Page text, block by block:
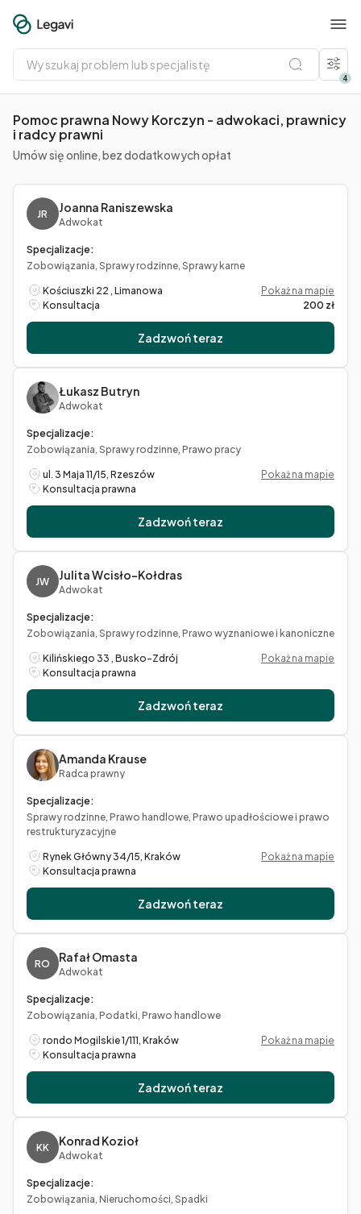
Wyszukaj
problem
lub
specjalistę
4
Pomoc prawna Nowy Korczyn - adwokaci, prawnicy
i radcy prawni
Umów się online, bez dodatkowych opłat
JR Joanna Raniszewska
Adwokat
Specjalizacje:
Zobowiązania, Sprawy rodzinne, Sprawy karne
Kościuszki 22 , Limanowa
Pokaż na mapie
Konsultacja
200 zł
Zadzwoń teraz
Łukasz Butryn
Adwokat
Specjalizacje:
Zobowiązania, Sprawy rodzinne, Prawo pracy
ul. 3 Maja 11/15, Rzeszów
Pokaż na mapie
Konsultacja prawna
Zadzwoń teraz
JW Julita Wcisło-Kołdras
Adwokat
Specjalizacje:
Zobowiązania, Sprawy rodzinne, Prawo wyznaniowe i kanoniczne
Kilińskiego 33 , Busko-Zdrój
Pokaż na mapie
Konsultacja prawna
Zadzwoń teraz
Amanda Krause
Radca prawny
Specjalizacje:
Sprawy rodzinne, Prawo handlowe, Prawo upadłościowe i prawo
restrukturyzacyjne
Rynek Główny 34/15, Kraków
Pokaż na mapie
Konsultacja prawna
Zadzwoń teraz
RO Rafał Omasta
Adwokat
Specjalizacje:
Zobowiązania, Podatki, Prawo handlowe
rondo Mogilskie 1/111, Kraków
Pokaż na mapie
Konsultacja prawna
Zadzwoń teraz
KK Konrad Kozioł
Adwokat
Specjalizacje:
Zobowiązania, Nieruchomości, Spadki